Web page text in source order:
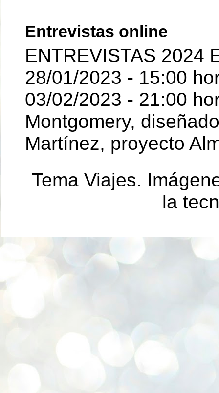
Entrevistas online
ENTREVISTAS 2024
28/01/2023 - 15:00
03/02/2023 - 21:00
Montgomery,
Martínez, proyecto
Tema Viajes.
la